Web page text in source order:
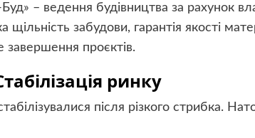
– ведення будівництва за рахунок
забудови, гарантія якості
завершення проєктів.
ринку
після різкого стрибка.